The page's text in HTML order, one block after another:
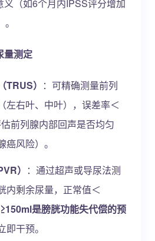
（如6个月内IPSS评分增加
量测定
TRUS） ：可精确测量前列
左右叶、中叶），误差率＜
前列腺内部回声是否均匀
癌风险）。
） ：通过超声或导尿法测
内剩余尿量，正常值＜
是膀胱功能失代偿的预
即干预。